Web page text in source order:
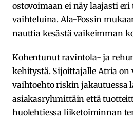
ostovoimaan ei näy laajasti
vaihteluina. Ala-Fossin
nauttia kesästä vaikeimman
Kohentunut ravintola- ja
kehitystä. Sijoittajalle Atria on
vaihtoehto riskin jakautuessa
asiakasryhmittäin että
huolehtiessa liiketoiminnan